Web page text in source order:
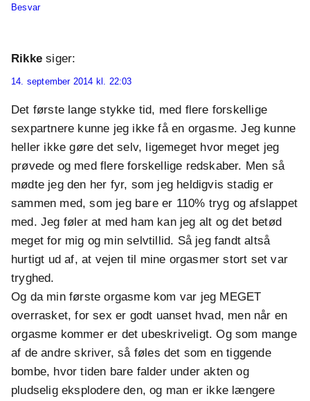
Besvar
Rikke siger:
14. september 2014 kl. 22:03
Det første lange stykke tid, med flere forskellige
sexpartnere kunne jeg ikke få en orgasme. Jeg kunne
heller ikke gøre det selv, ligemeget hvor meget jeg
prøvede og med flere forskellige redskaber. Men så
mødte jeg den her fyr, som jeg heldigvis stadig er
sammen med, som jeg bare er 110% tryg og afslappet
med. Jeg føler at med ham kan jeg alt og det betød
meget for mig og min selvtillid. Så jeg fandt altså
hurtigt ud af, at vejen til mine orgasmer stort set var
tryghed.
Og da min første orgasme kom var jeg MEGET
overrasket, for sex er godt uanset hvad, men når en
orgasme kommer er det ubeskriveligt. Og som mange
af de andre skriver, så føles det som en tiggende
bombe, hvor tiden bare falder under akten og
pludselig eksplodere den, og man er ikke længere